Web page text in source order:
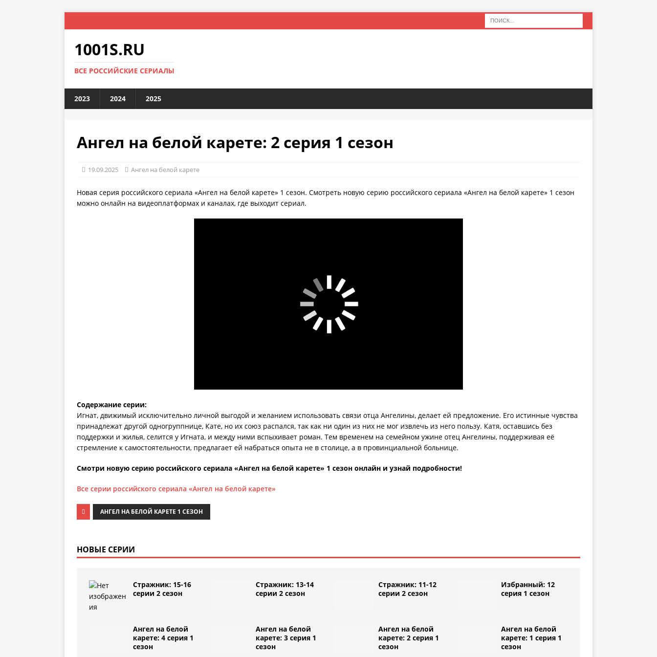
1001S.RU
ВСЕ РОССИЙСКИЕ СЕРИАЛЫ
2023 2024 2025
Ангел на белой карете: 2 серия 1 сезон
19.09.2025 Ангел на белой карете
Новая серия российского сериала «Ангел на белой карете» 1 сезон. Смотреть новую серию российского сериала «Ангел на белой карете» 1 сезон
можно онлайн на видеоплатформах и каналах, где выходит сериал.
Содержание серии:
Игнат, движимый исключительно личной выгодой и желанием использовать связи отца Ангелины, делает ей предложение. Его истинные чувства
принадлежат другой одногруппнице, Кате, но их союз распался, так как ни один из них не мог извлечь из него пользу. Катя, оставшись без
поддержки и жилья, селится у Игната, и между ними вспыхивает роман. Тем временем на семейном ужине отец Ангелины, поддерживая её
стремление к самостоятельности, предлагает ей набраться опыта не в столице, а в провинциальной больнице.
Смотри новую серию российского сериала «Ангел на белой карете» 1 сезон онлайн и узнай подробности!
Все серии российского сериала «Ангел на белой карете»
АНГЕЛ НА БЕЛОЙ КАРЕТЕ 1 СЕЗОН
НОВЫЕ СЕРИИ
Стражник: 15-16
серии 2 сезон
Стражник: 13-14
серии 2 сезон
Стражник: 11-12
серии 2 сезон
Избранный: 12
серия 1 сезон
Ангел на белой
карете: 4 серия 1
сезон
Ангел на белой
карете: 3 серия 1
сезон
Ангел на белой
карете: 2 серия 1
сезон
Ангел на белой
карете: 1 серия 1
сезон